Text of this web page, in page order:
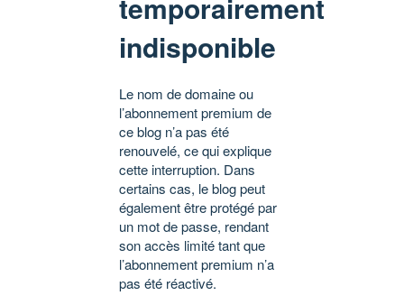
indisponible
Le nom de domaine ou
l’abonnement premium de
ce blog n’a pas été
renouvelé, ce qui explique
cette interruption. Dans
certains cas, le blog peut
également être protégé par
un mot de passe, rendant
son accès limité tant que
l’abonnement premium n’a
pas été réactivé.